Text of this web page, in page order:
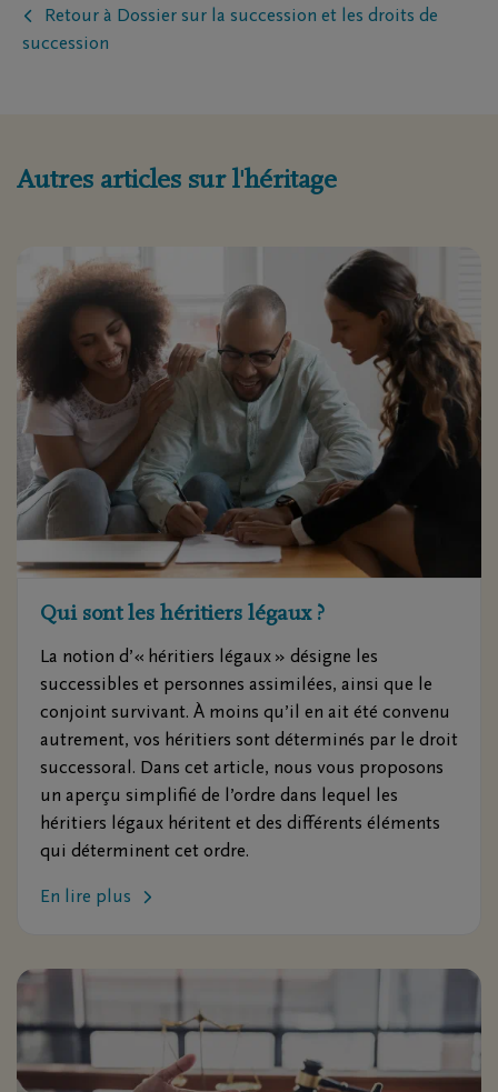
Retour à Dossier sur la succession et les droits de
succession
Autres articles sur l'héritage
Qui sont les héritiers légaux ?
La notion d’« héritiers légaux » désigne les
successibles et personnes assimilées, ainsi que le
conjoint survivant. À moins qu’il en ait été convenu
autrement, vos héritiers sont déterminés par le droit
successoral. Dans cet article, nous vous proposons
un aperçu simplifié de l’ordre dans lequel les
héritiers légaux héritent et des différents éléments
qui déterminent cet ordre.
En lire plus